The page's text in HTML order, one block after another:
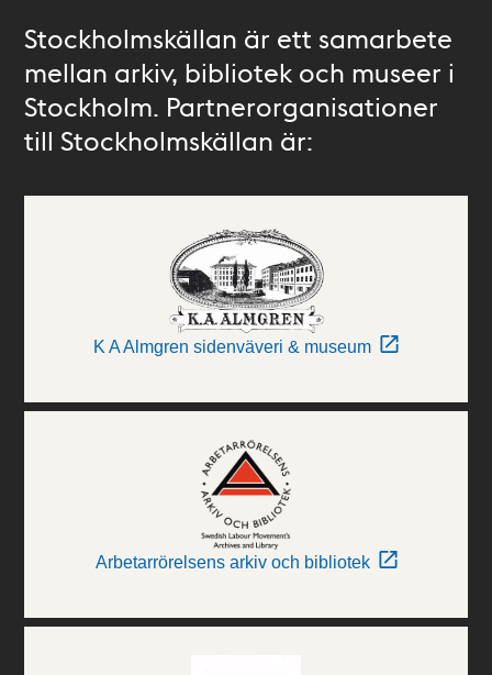
Stockholmskällan är ett samarbete
mellan arkiv, bibliotek och museer i
Stockholm. Partnerorganisationer
till Stockholmskällan är:
K A Almgren sidenväveri & museum
Arbetarrörelsens arkiv och bibliotek